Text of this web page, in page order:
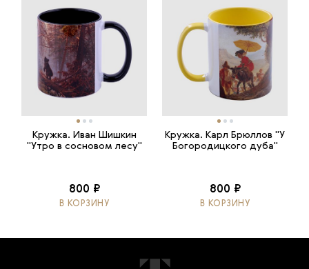
Кружка. Иван Шишкин
"Утро в сосновом лесу"
800 ₽
В КОРЗИНУ
Кружка. Карл Брюллов "У
Богородицкого дуба"
800 ₽
В КОРЗИНУ